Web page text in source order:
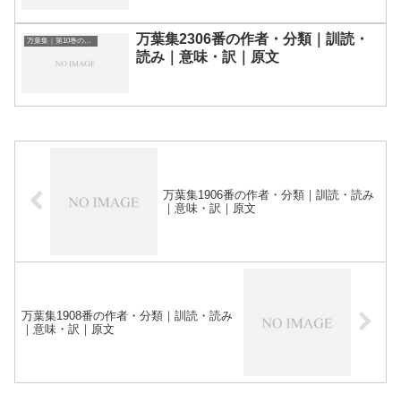
万葉集｜第10巻の和歌一覧
万葉集2306番の作者・分類｜訓読・
読み｜意味・訳｜原文
万葉集1906番の作者・分類｜訓読・読み
｜意味・訳｜原文
万葉集1908番の作者・分類｜訓読・読み
｜意味・訳｜原文